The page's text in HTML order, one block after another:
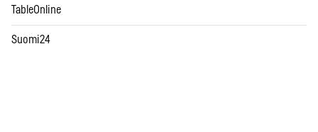
TableOnline
Suomi24